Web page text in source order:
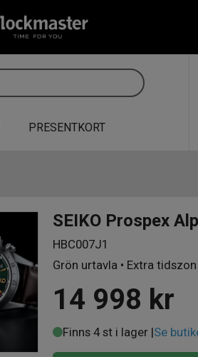
PRESENTKORT
SEIKO Prospex
HBC007J1
Grön urtavla • Extra
14 998 kr
Finns 4 st i lager |Se